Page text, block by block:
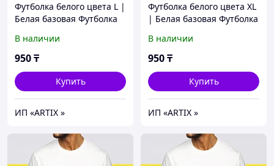
Футболка белого цвета L |
Белая базовая Футболка
Футболка хб под принт
В наличии
950₸
Купить
ИП «ARTIX »
Футболка белого цвета XL
| Белая базовая Футболка
Футболка хб под принт
В наличии
950₸
Купить
ИП «ARTIX »